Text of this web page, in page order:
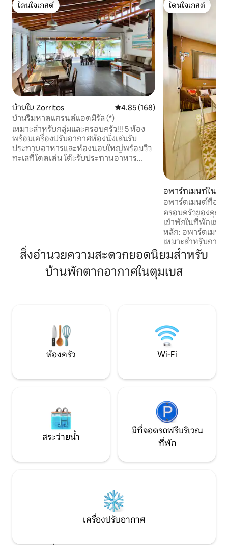
โดนใจเกสต์
โดนใจเกสต์
บ้านใน Zorritos คะแนนเฉลี่ย 4.85 จาก 5, 168 รีวิว
4.85 (168)
บ้านริมหาดแกรนด์แอดมิรัล (*)
เหมาะสำหรับกลุ่มและครอบครัว!!! 5 ห้อง
พร้อมเครื่องปรับอากาศห้องนั่งเล่นรับ
ประทานอาหารและห้องนอนใหญ่พร้อมวิว
ทะเลที่โดดเด่น โต๊ะรับประทานอาหาร
กม. และห่างจากเมือง Zorritos 5 นาที (มี
ร้านอาหารหลายแห่งอยู่ใกล้เคียง) ลานจอด
โดนใจเกสต์
โดนใจเกสต์
อพาร์ทเมนท์ใน
อพาร์ตเมนต์ที่อบ
ครอบครัวของคุณ
เข้าพักในที่พักแห่
หลัก: อพาร์ตเมน
เหมาะสำหรับการ
ปลอดภัย ที่พักมีพื้
ห้องครัวที่มีอุปกร
สิ่งที่คุณต้องการเ
เหมือนใครตลอดก
หวังว่าจะได้พบคุณ!
สิ่งอำนวยความสะดวกยอดนิยมสำหรับ
บ้านพักตากอากาศในตุมเบส
ห้องครัว Wi-Fi
สระว่ายน้ำ
มีที่จอดรถฟรีบริเวณ
ที่พัก
เครื่องปรับอากาศ